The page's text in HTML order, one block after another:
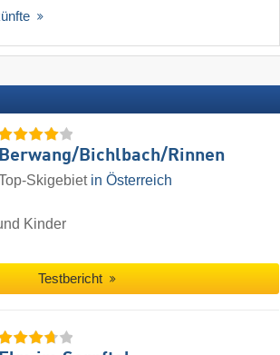
Berwang/​Bichlbach/​Rinnen
Skigebiet in Österreich
Kinder
Testbericht